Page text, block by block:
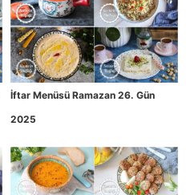
İftar Menüsü Ramazan 26. Gün
2025